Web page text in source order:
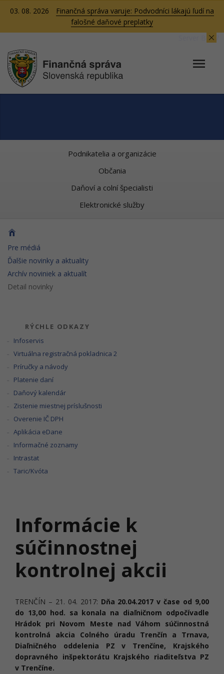
03. 08. 2026
Finančná správa varuje: Podvodníci lákajú ľudí na
falošné daňové preplatky
Server BB07
Podnikatelia a organizácie
Občania
Daňoví a colní špecialisti
Elektronické služby
Pre médiá
Ďalšie novinky a aktuality
Archív noviniek a aktualít
Detail novinky
RÝCHLE ODKAZY
Infoservis
Virtuálna registračná pokladnica 2
Príručky a návody
Platenie daní
Daňový kalendár
Zistenie miestnej príslušnosti
Overenie IČ DPH
Aplikácia eDane
Informačné zoznamy
Intrastat
Taric/Kvóta
Informácie k
súčinnostnej
kontrolnej akcii
TRENČÍN – 21. 04. 2017: Dňa 20.04.2017 v čase od 9,00
do 13,00 hod. sa konala na diaľničnom odpočívadle
Hrádok pri Novom Meste nad Váhom súčinnostná
kontrolná akcia Colného úradu Trenčín a Trnava,
Diaľničného oddelenia PZ v Trenčíne, Krajského
dopravného inšpektorátu Krajského riaditeľstva PZ
v Trenčíne.